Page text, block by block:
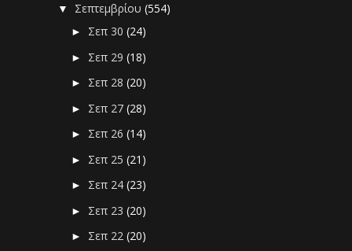
▼ Σεπτεμβρίου(554)
► Σεπ 30(24)
► Σεπ 29(18)
► Σεπ 28(20)
► Σεπ 27(28)
► Σεπ 26(14)
► Σεπ 25(21)
► Σεπ 24(23)
► Σεπ 23(20)
► Σεπ 22(20)